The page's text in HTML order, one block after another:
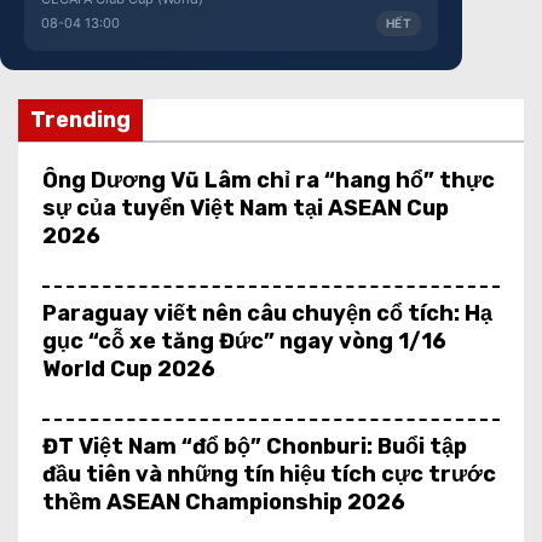
08-04 13:00
HẾT
Trending
Ông Dương Vũ Lâm chỉ ra “hang hổ” thực
sự của tuyển Việt Nam tại ASEAN Cup
2026
Paraguay viết nên câu chuyện cổ tích: Hạ
gục “cỗ xe tăng Đức” ngay vòng 1/16
World Cup 2026
ĐT Việt Nam “đổ bộ” Chonburi: Buổi tập
đầu tiên và những tín hiệu tích cực trước
thềm ASEAN Championship 2026